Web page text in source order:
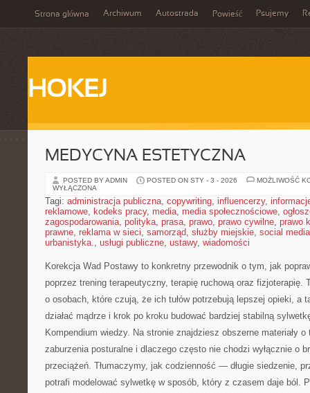
Strona główna Archiwum Autostrada Powieść Psujemy
HOKEJ
MEDYCYNA ESTETYCZNA
POSTED BY ADMIN POSTED ON STY - 3 - 2026
MOŻLIWOŚĆ
WYŁĄCZONA
Tagi: administracja publiczna, copywriting, influencerzy,
reklamowe, kodeks pracy, media, media społecznościowe,
zagospodarowania, polityka, prasa, prawo, prawo cywilne, prawo
prawne, reklama w sieci, samorząd, służby miejskie, social media
urbanistyka., usługi publiczne, ustawy, wiadomości
Korekcja Wad Postawy to konkretny przewodnik o tym, jak
poprzez trening terapeutyczny, terapię ruchową oraz fizjoterapię.
o osobach, które czują, że ich tułów potrzebują lepszej opieki, a
działać mądrze i krok po kroku budować bardziej stabilną
Kompendium wiedzy. Na stronie znajdziesz obszerne materiały
zaburzenia posturalne i dlaczego często nie chodzi wyłącznie o
przeciążeń. Tłumaczymy, jak codzienność — długie siedzenie,
potrafi modelować sylwetkę w sposób, który z czasem daje ból.